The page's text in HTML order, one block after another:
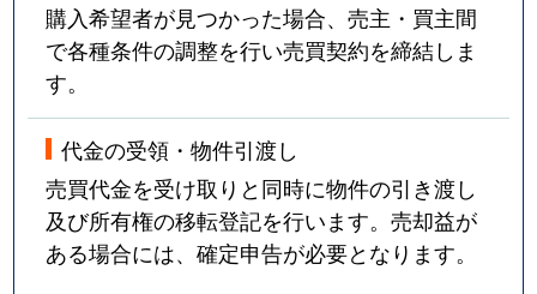
購入希望者が見つかった場合、売主・買主間
で各種条件の調整を行い売買契約を締結しま
す。
代金の受領・物件引渡し
売買代金を受け取りと同時に物件の引き渡し
及び所有権の移転登記を行います。売却益が
ある場合には、確定申告が必要となります。